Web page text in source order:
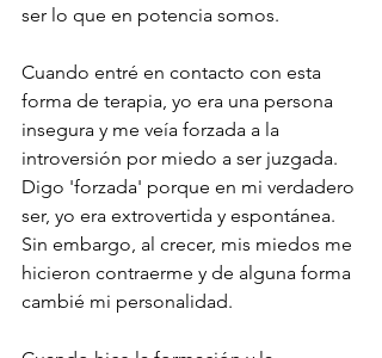
ser lo que en potencia somos.
Cuando entré en contacto con esta
forma de terapia, yo era una persona
insegura y me veía forzada a la
introversión por miedo a ser juzgada.
Digo 'forzada' porque en mi verdadero
ser, yo era extrovertida y espontánea.
Sin embargo, al crecer, mis miedos me
hicieron contraerme y de alguna forma
cambié mi personalidad.